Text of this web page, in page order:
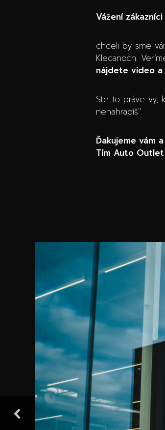
Vážení
chceli by sme
Klecanoch.
nájdete video
Ste to práve vy,
nenahradíš".
Ďakujeme vám
Tím Auto Outlet